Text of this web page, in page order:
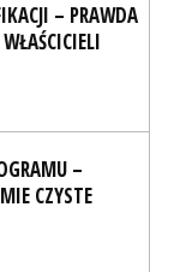
– PRAWDA
–
CZYSTE